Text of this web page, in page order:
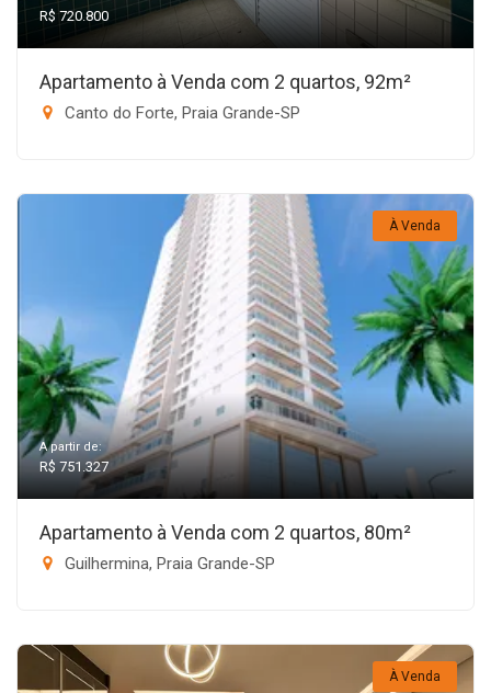
R$ 720.800
Apartamento à Venda com 2 quartos, 92m²
Canto do Forte, Praia Grande-SP
À Venda
A partir de:
R$ 751.327
Apartamento à Venda com 2 quartos, 80m²
Guilhermina, Praia Grande-SP
À Venda